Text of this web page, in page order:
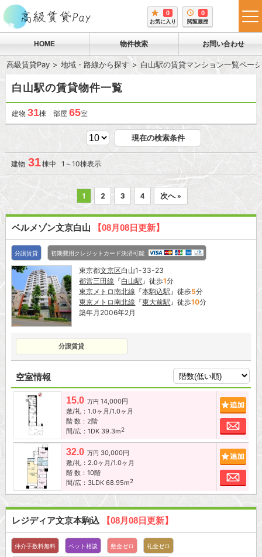
0
お気に入り
0
閲覧履歴
HOME 物件検索 お問い合わせ
高級賃貸Pay 地域・路線から探す 白山駅の賃貸マンション一覧ページ
白山駅の賃貸物件一覧
建物 31棟 部屋 65室
現在の検索条件
建物 31棟中 1～10棟表示
1 2 3 4 次へ »
ベルメゾン文京白山 【08月08日更新】
分譲賃貸 初期費用クレジットカード決済可能
東京都文京区白山1-33-23
都営三田線 『白山駅』徒歩1分
東京メトロ南北線 『本駒込駅』徒歩5分
東京メトロ南北線 『東大前駅』徒歩10分
築年月2006年2月
分譲賃貸
空室情報
15.0 万円 14,000円
敷/礼：1.0ヶ月/1.0ヶ月
階 数：2階
間/広：1DK 39.3m2
お
32.0 万円 30,000円
敷/礼：2.0ヶ月/1.0ヶ月
階 数：10階
間/広：3LDK 68.95m2
お
レジディア文京本駒込 【08月08日更新】
仲介手数料無料 ペット相談 敷金ゼロ 礼金ゼロ